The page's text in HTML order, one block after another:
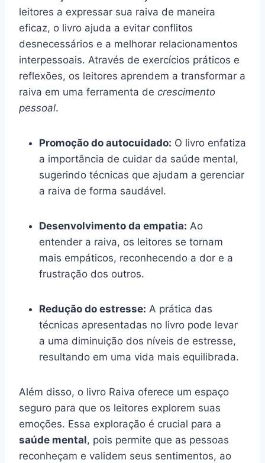
leitores a expressar sua raiva de maneira
eficaz, o livro ajuda a evitar conflitos
desnecessários e a melhorar relacionamentos
interpessoais. Através de exercícios práticos e
reflexões, os leitores aprendem a transformar a
raiva em uma ferramenta de crescimento
pessoal.
Promoção do autocuidado: O livro enfatiza
a importância de cuidar da saúde mental,
sugerindo técnicas que ajudam a gerenciar
a raiva de forma saudável.
Desenvolvimento da empatia: Ao
entender a raiva, os leitores se tornam
mais empáticos, reconhecendo a dor e a
frustração dos outros.
Redução do estresse: A prática das
técnicas apresentadas no livro pode levar
a uma diminuição dos níveis de estresse,
resultando em uma vida mais equilibrada.
Além disso, o livro Raiva oferece um espaço
seguro para que os leitores explorem suas
emoções. Essa exploração é crucial para a
saúde mental, pois permite que as pessoas
reconheçam e validem seus sentimentos, ao